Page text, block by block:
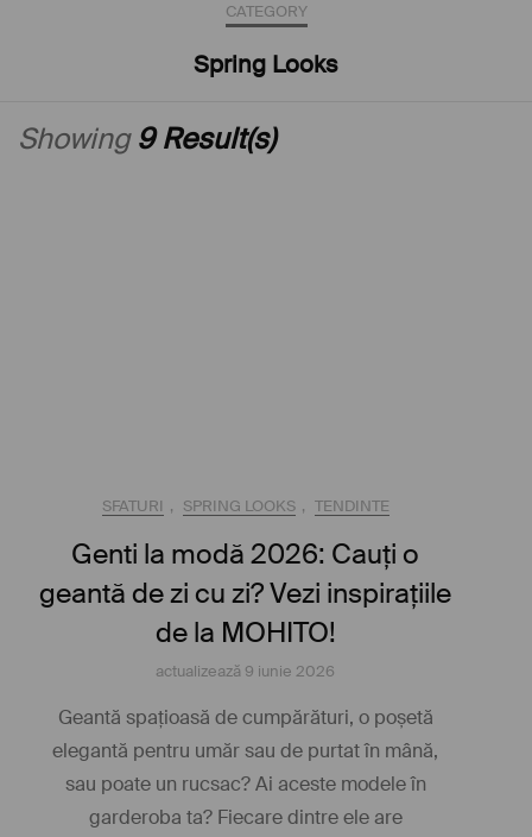
CATEGORY
Spring Looks
Showing9 Result(s)
SFATURI , SPRING LOOKS , TENDINTE
Genti la modă 2026: Cauți o
geantă de zi cu zi? Vezi inspirațiile
de la MOHITO!
actualizează 9 iunie 2026
Geantă spațioasă de cumpărături, o poșetă
elegantă pentru umăr sau de purtat în mână,
sau poate un rucsac? Ai aceste modele în
garderoba ta? Fiecare dintre ele are